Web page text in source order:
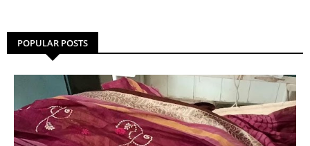
POPULAR POSTS